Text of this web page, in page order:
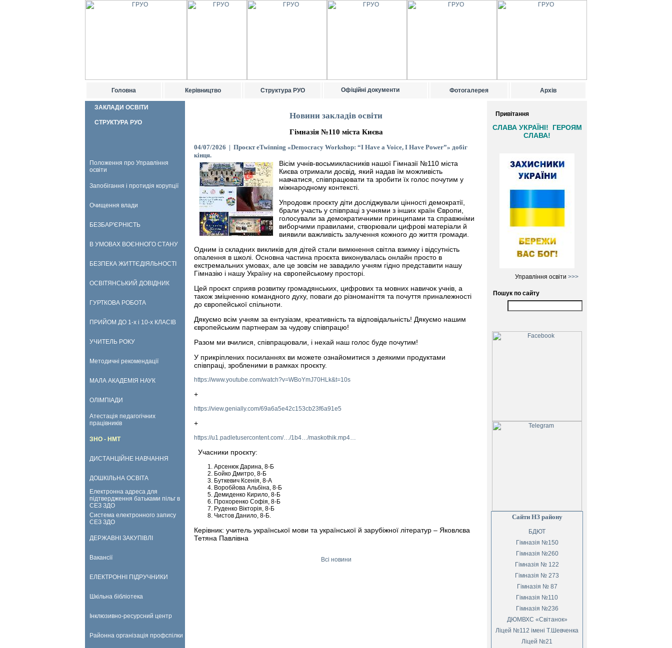
Головна Керівництво Структура РУО Офіційні документи Фотогалерея Архів
ЗАКЛАДИ ОСВІТИ
СТРУКТУРА РУО
Положення про Управління
освіти
Запобігання і протидія корупції
Очищення влади
БЕЗБАР'ЄРНІСТЬ
В УМОВАХ ВОЄННОГО СТАНУ
БЕЗПЕКА ЖИТТЄДІЯЛЬНОСТІ
ОСВІТЯНСЬКИЙ ДОВІДНИК
ГУРТКОВА РОБОТА
ПРИЙОМ ДО 1-х і 10-х КЛАСІВ
УЧИТЕЛЬ РОКУ
Методичні рекомендації
МАЛА АКАДЕМІЯ НАУК
ОЛІМПІАДИ
Атестація педагогічних
працівників
ЗНО - НМТ
ДИСТАНЦІЙНЕ НАВЧАННЯ
ДОШКІЛЬНА ОСВІТА
Електронна адреса для
підтвердження батьками пільг в
СЕЗ ЗДО
Система електронного запису
СЕЗ ЗДО
ДЕРЖАВНІ ЗАКУПІВЛІ
Вакансії
ЕЛЕКТРОННІ ПІДРУЧНИКИ
Шкільна бібліотека
Інклюзивно-ресурсний центр
Районна організація профспілки
Новини закладів освіти
Гімназія №110 міста Києва
04/07/2026 | Проєкт eTwinning «Democracy Workshop: “I Have a Voice, I Have Power”» добіг
кінця.
Вісім учнів-восьмикласників нашої Гімназії №110 міста
Києва отримали досвід, який надав їм можливість
навчатися, співпрацювати та зробити їх голос почутим у
міжнародному контексті.
Упродовж проєкту діти досліджували цінності демократії,
брали участь у співпраці з учнями з інших країн Європи,
голосували за демократичними принципами та справжніми
виборчими правилами, створювали цифрові матеріали й
виявили важливість залучення кожного до життя громади.
Одним із складних викликів для дітей стали вимкнення світла взимку і відсутність
опалення в школі. Основна частина проєкта виконувалась онлайн просто в
екстремальних умовах, але це зовсім не завадило учням гідно представити нашу
Гімназію і нашу Україну на європейському просторі.
Цей проєкт сприяв розвитку громадянських, цифрових та мовних навичок учнів, а
також зміцненню командного духу, поваги до різноманіття та почуття приналежності
до європейської спільноти.
Дякуємо всім учням за ентузіазм, креативність та відповідальність! Дякуємо нашим
європейським партнерам за чудову співпрацю!
Разом ми вчилися, співпрацювали, і нехай наш голос буде почутим!
У прикріплених посиланнях ви можете ознайомитися з деякими продуктами
співпраці, зробленими в рамках проєкту.
https://www.youtube.com/watch?v=WBoYmJ70HLk&t=10s
+
https://view.genially.com/69a6a5e42c153cb23f6a91e5
+
https://u1.padletusercontent.com/…/1b4…/maskothik.mp4…
Учасники проєкту:
Арсенюк Дарина, 8-Б
Бойко Дмитро, 8-Б
Буткевич Ксенія, 8-А
Воробйова Альбіна, 8-Б
Демиденко Кирило, 8-Б
Прохоренко Софія, 8-Б
Руденко Вікторія, 8-Б
Чистов Данило, 8-Б.
Керівник: учитель української мови та української й зарубіжної літератур – Яковлєва
Тетяна Павлівна
Всі новини
Привітання
СЛАВА УКРАЇНІ! ГЕРОЯМ
СЛАВА!
Управління освіти >>>
Пошук по сайту
Сайти НЗ району
БДЮТ
Гімназія №150
Гімназія №260
Гімназія № 122
Гімназія № 273
Гімназія № 87
Гімназія №110
Гімназія №236
ДЮМВХС «Світанок»
Ліцей №112 імені Т.Шевченка
Ліцей №21